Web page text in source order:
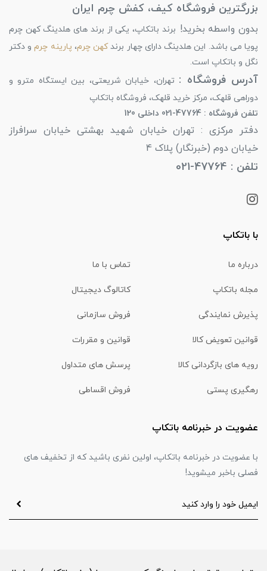
بزرگترین فروشگاه کیف، کفش چرم ایران
بدون واسطه بخرید! برند باتکاپ، یکی از برند های هلدینگ کهن چرم
پویا می باشد. این هلدینگ دارای چهار برندکهن چرم، پارینه چرمو دکتر
نگل و باتکاپ است.
آدرس فروشگاه : تهران، خیابان شریعتی، بین ایستگاه مترو و
دوراهی قلهک، مرکز خرید قلهک، فروشگاه باتکاپ
تلفن فروشگاه : 47764-021 داخلی 120
دفتر مرکزی : تهران خیابان شهید بهشتی خیابان سرافراز
خیابان دوم (خبرنگار) پلاک 4
تلفن : 47764-021
با باتکاپ
درباره ما تماس با ما
مجله باتکاپ کاتالوگ دیجیتال
پذیرش نمایندگی فروش سازمانی
قوانین تعویض کالا قوانین و مقررات
رویه های بازگردانی کالا پرسش های متداول
رهگیری پستی فروش اقساطی
عضویت در خبرنامه باتکاپ
با عضویت در خبرنامه باتکاپ، اولین نفری باشید که از تخفیف های
فصلی باخبر میشوید!